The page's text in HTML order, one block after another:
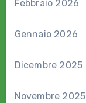
Febbraio 2026
Gennaio 2026
Dicembre 2025
Novembre 2025